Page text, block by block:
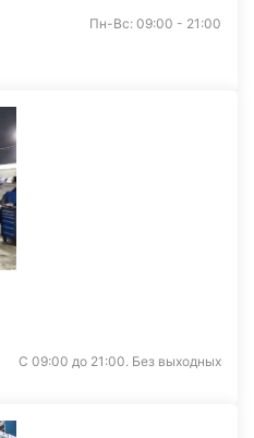
Пн-Вс: 09:00 - 21:00
С 09:00 до 21:00. Без выходных